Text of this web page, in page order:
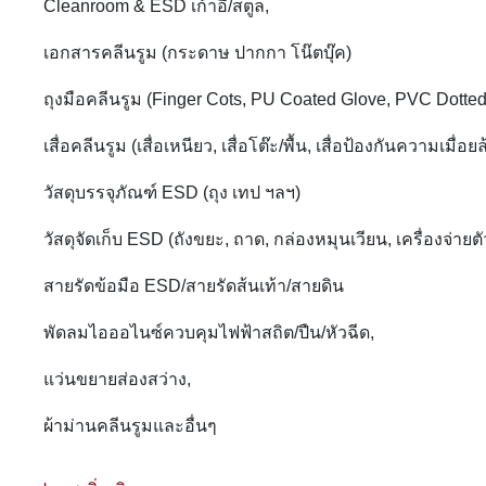
Cleanroom & ESD เก้าอี้/สตูล,
เอกสารคลีนรูม (กระดาษ ปากกา โน๊ตบุ๊ค)
ถุงมือคลีนรูม (Finger Cots, PU Coated Glove, PVC
เสื่อคลีนรูม (เสื่อเหนียว, เสื่อโต๊ะ/พื้น, เสื่อป้องกันความเมื่อย
วัสดุบรรจุภัณฑ์ ESD (ถุง เทป ฯลฯ)
วัสดุจัดเก็บ ESD (ถังขยะ, ถาด, กล่องหมุนเวียน, เครื่องจ่าย
สายรัดข้อมือ ESD/สายรัดส้นเท้า/สายดิน
พัดลมไอออไนซ์ควบคุมไฟฟ้าสถิต/ปืน/หัวฉีด,
แว่นขยายส่องสว่าง,
ผ้าม่านคลีนรูมและอื่นๆ